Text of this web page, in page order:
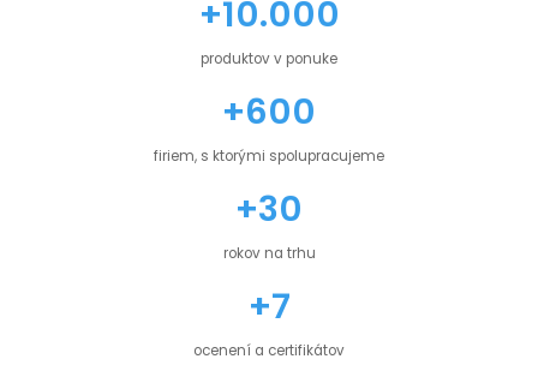
+10.000
produktov v ponuke
+600
firiem, s ktorými spolupracujeme
+30
rokov na trhu
+7
ocenení a certifikátov